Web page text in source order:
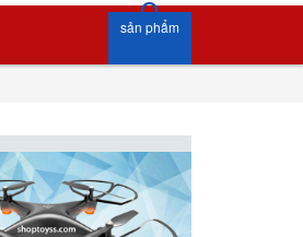
sản phẩm